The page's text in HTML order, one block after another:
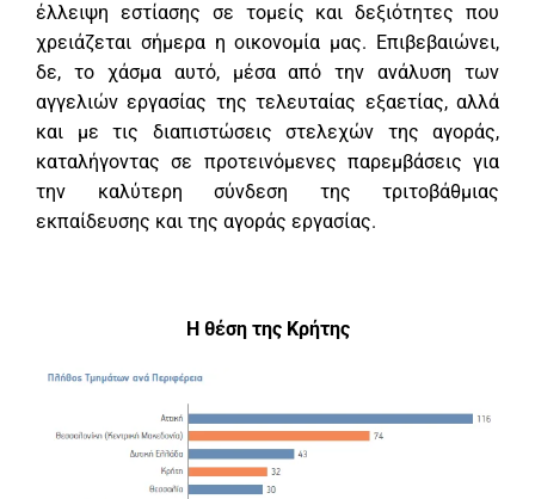
έλλειψη εστίασης σε τομείς και δεξιότητες που
χρειάζεται σήμερα η οικονομία μας. Επιβεβαιώνει,
δε, το χάσμα αυτό, μέσα από την ανάλυση των
αγγελιών εργασίας της τελευταίας εξαετίας, αλλά
και με τις διαπιστώσεις στελεχών της αγοράς,
καταλήγοντας σε προτεινόμενες παρεμβάσεις για
την καλύτερη σύνδεση της τριτοβάθμιας
εκπαίδευσης και της αγοράς εργασίας.
Η θέση της Κρήτης